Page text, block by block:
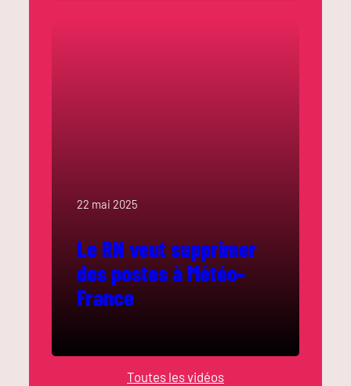
22 mai 2025
Le RN veut supprimer
des postes à Météo-
France
Toutes les vidéos